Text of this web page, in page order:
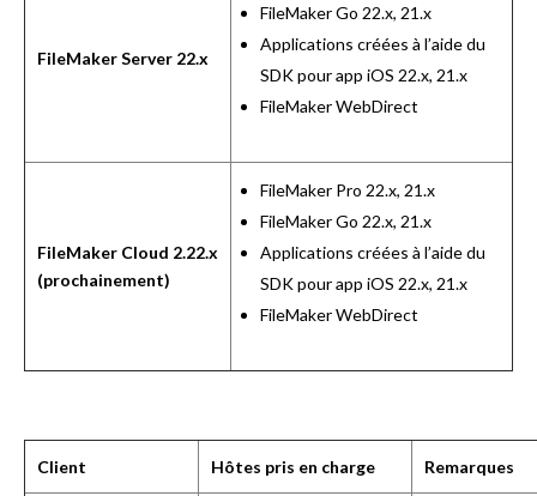
FileMaker Server 22.x
FileMaker Go 22.x, 21.x
Applications créées à l’aide du
SDK pour app iOS 22.x, 21.x
FileMaker WebDirect
FileMaker Cloud 2.22.x
(prochainement)
FileMaker Pro 22.x, 21.x
FileMaker Go 22.x, 21.x
Applications créées à l’aide du
SDK pour app iOS 22.x, 21.x
FileMaker WebDirect
Client Hôtes pris en charge Remarques